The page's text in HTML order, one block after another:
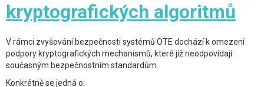
kryptografických algoritmů
V rámci zvyšování bezpečnosti systémů OTE dochází k omezení
podpory kryptografických mechanismů, které již neodpovídají
současným bezpečnostním standardům.
Konkrétně se jedná o: